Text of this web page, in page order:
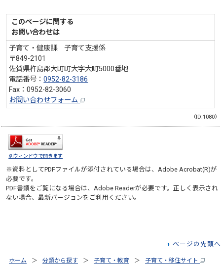
このページに関する
お問い合わせは
子育て・健康課 子育て支援係
〒849-2101
佐賀県杵島郡大町町大字大町5000番地
電話番号：0952-82-3186
Fax：0952-82-3060
お問い合わせフォーム
（ID:1080）
別ウィンドウで開きます
※資料としてPDFファイルが添付されている場合は、Adobe Acrobat(R)が
必要です。
PDF書類をご覧になる場合は、Adobe Readerが必要です。正しく表示され
ない場合、最新バージョンをご利用ください。
ページの先頭へ
ホーム 分類から探す 子育て・教育
子育て・移住サイト